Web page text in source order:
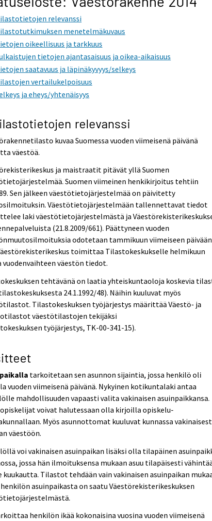
relevanssi
menetelmäkuvaus
oikeellisuus ja tarkkuus
tietojen ajantasaisuus ja oikea-aikaisuus
saatavuus ja läpinäkyvyys/selkeys
vertailukelpoisuus
ja eheys/yhtenäisyys
relevanssi
kuvaa Suomessa vuoden viimeisenä päivänä
väestöä.
ja maistraatit pitävät yllä Suomen
Suomen viimeinen henkikirjoitus tehtiin
Sen jälkeen väestötietojärjestelmää on päivitetty
Väestötietojärjestelmään tallennettavat tiedot
laki väestötietojärjestelmästä ja
(21.8.2009/661). Päättyneen vuoden
odotetaan tammikuun viimeiseen päivään
toimittaa Tilastokeskukselle helmikuun
vuodenvaihteen väestön tiedot.
tehtävänä on laatia yhteiskuntaoloja koskevia
24.1.1992/48). Näihin kuuluvat myös
Tilastokeskuksen työjärjestys määrittää Väestö- ja
väestötilastojen tekijäksi
työjärjestys, TK-00-341-15).
tarkoitetaan sen asunnon sijaintia, jossa henkilö oli
vuoden viimeisenä päivänä. Nykyinen kotikuntalaki antaa
mahdollisuuden vapaasti valita vakinaisen asuinpaikkansa.
opiskelijat voivat halutessaan olla kirjoilla opiskelu-
Myös asunnottomat kuuluvat kunnassa
väestöön.
voi vakinaisen asuinpaikan lisäksi olla tilapäinen
jossa hän ilmoituksensa mukaan asuu tilapäisesti
kuukautta. Tilastot tehdään vain vakinaisen asuinpaikan
asuinpaikasta on saatu Väestörekisterikeskuksen
henkilön ikää kokonaisina vuosina vuoden viimeisenä